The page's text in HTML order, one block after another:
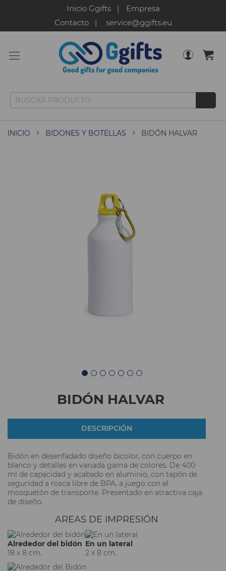
Inicio Ggifts
Empresa
Contacto
service@ggifts.eu
INICIO BIDONES Y BOTELLAS BIDÓN HALVAR
BIDÓN HALVAR
DESCRIPCIÓN
Bidón en desenfadado diseño bicolor, con cuerpo en
blanco y detalles en variada gama de colores. De 400
ml de capacidad y acabado en aluminio, con tapón de
seguridad a rosca libre de BPA, a juego con el
mosquetón de transporte. Presentado en atractiva caja
de diseño.
AREAS DE IMPRESIÓN
Alrededor del bidón
18 x 8 cm.
En un lateral
2 x 8 cm.